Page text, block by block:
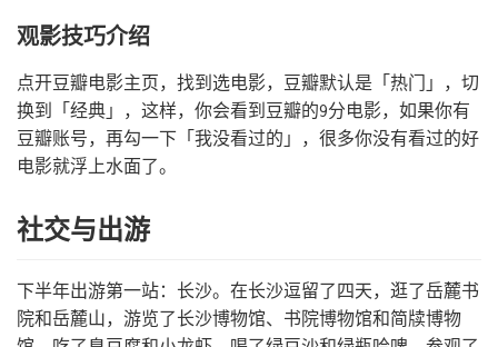
观影技巧介绍
点开豆瓣电影主页，找到选电影，豆瓣默认是「热门」，切
换到「经典」，这样，你会看到豆瓣的9分电影，如果你有
豆瓣账号，再勾一下「我没看过的」，很多你没有看过的好
电影就浮上水面了。
社交与出游
下半年出游第一站：长沙。在长沙逗留了四天，逛了岳麓书
院和岳麓山，游览了长沙博物馆、书院博物馆和简牍博物